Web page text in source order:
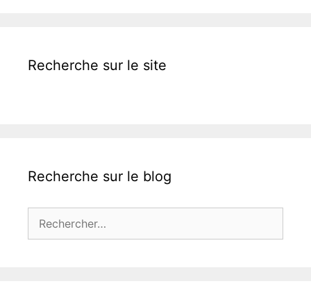
Recherche sur le site
Recherche sur le blog